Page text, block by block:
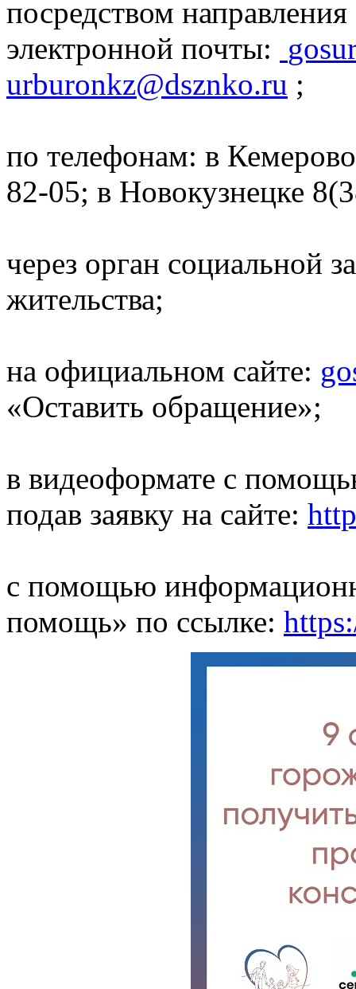
посредством
электронной почты:
urburonkz@dsznko.ru ;
по телефонам: в
82-05; в Новокузнецке
через орган социальной
жительства;
на официальном сайте:
«Оставить обращение»;
в видеоформате с
подав заявку на сайте:
с помощью
помощь» по ссылке: